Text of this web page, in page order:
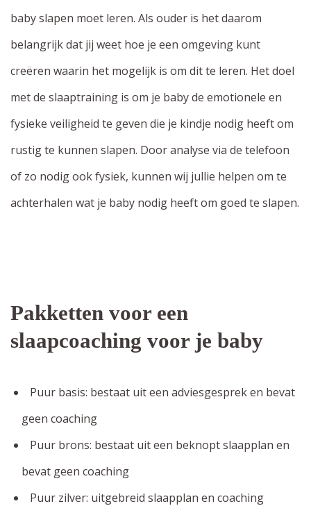
baby slapen moet leren. Als ouder is het daarom
belangrijk dat jij weet hoe je een omgeving kunt
creëren waarin het mogelijk is om dit te leren. Het doel
met de slaaptraining is om je baby de emotionele en
fysieke veiligheid te geven die je kindje nodig heeft om
rustig te kunnen slapen. Door analyse via de telefoon
of zo nodig ook fysiek, kunnen wij jullie helpen om te
achterhalen wat je baby nodig heeft om goed te slapen.
Pakketten voor een
slaapcoaching voor je baby
Puur basis: bestaat uit een adviesgesprek en bevat
geen coaching
Puur brons: bestaat uit een beknopt slaapplan en
bevat geen coaching
Puur zilver: uitgebreid slaapplan en coaching